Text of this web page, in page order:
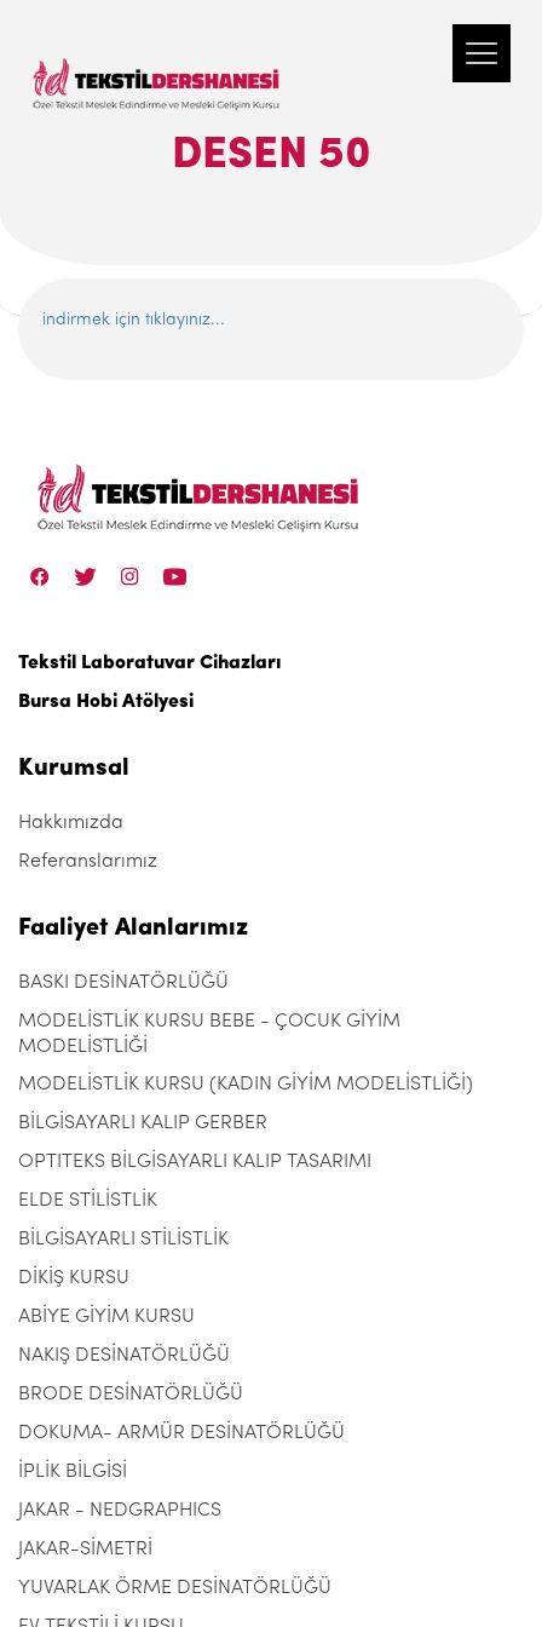
DESEN 50
indirmek için tıklayınız...
Tekstil Laboratuvar Cihazları
Bursa Hobi Atölyesi
Kurumsal
Hakkımızda
Referanslarımız
Faaliyet Alanlarımız
BASKI DESİNATÖRLÜĞÜ
MODELİSTLİK KURSU BEBE - ÇOCUK GİYİM
MODELİSTLİĞİ
MODELİSTLİK KURSU (KADIN GİYİM MODELİSTLİĞİ)
BİLGİSAYARLI KALIP GERBER
OPTITEKS BİLGİSAYARLI KALIP TASARIMI
ELDE STİLİSTLİK
BİLGİSAYARLI STİLİSTLİK
DİKİŞ KURSU
ABİYE GİYİM KURSU
NAKIŞ DESİNATÖRLÜĞÜ
BRODE DESİNATÖRLÜĞÜ
DOKUMA- ARMÜR DESİNATÖRLÜĞÜ
İPLİK BİLGİSİ
JAKAR - NEDGRAPHICS
JAKAR-SİMETRİ
YUVARLAK ÖRME DESİNATÖRLÜĞÜ